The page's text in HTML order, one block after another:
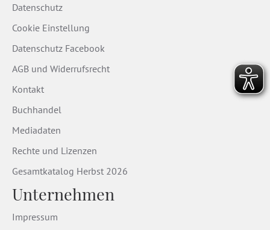
Datenschutz
Cookie Einstellung
Datenschutz Facebook
AGB und Widerrufsrecht
Kontakt
Buchhandel
Mediadaten
Rechte und Lizenzen
Gesamtkatalog Herbst 2026
Unternehmen
Impressum